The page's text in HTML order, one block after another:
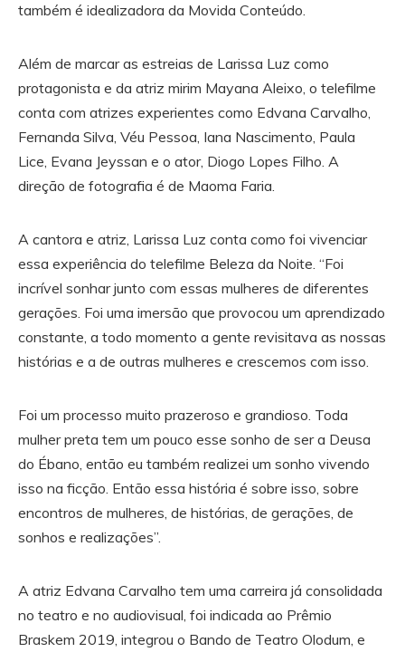
também é idealizadora da Movida Conteúdo.
Além de marcar as estreias de Larissa Luz como
protagonista e da atriz mirim Mayana Aleixo, o telefilme
conta com atrizes experientes como Edvana Carvalho,
Fernanda Silva, Véu Pessoa, Iana Nascimento, Paula
Lice, Evana Jeyssan e o ator, Diogo Lopes Filho. A
direção de fotografia é de Maoma Faria.
A cantora e atriz, Larissa Luz conta como foi vivenciar
essa experiência do telefilme Beleza da Noite. “Foi
incrível sonhar junto com essas mulheres de diferentes
gerações. Foi uma imersão que provocou um aprendizado
constante, a todo momento a gente revisitava as nossas
histórias e a de outras mulheres e crescemos com isso.
Foi um processo muito prazeroso e grandioso. Toda
mulher preta tem um pouco esse sonho de ser a Deusa
do Ébano, então eu também realizei um sonho vivendo
isso na ficção. Então essa história é sobre isso, sobre
encontros de mulheres, de histórias, de gerações, de
sonhos e realizações”.
A atriz Edvana Carvalho tem uma carreira já consolidada
no teatro e no audiovisual, foi indicada ao Prêmio
Braskem 2019, integrou o Bando de Teatro Olodum, e